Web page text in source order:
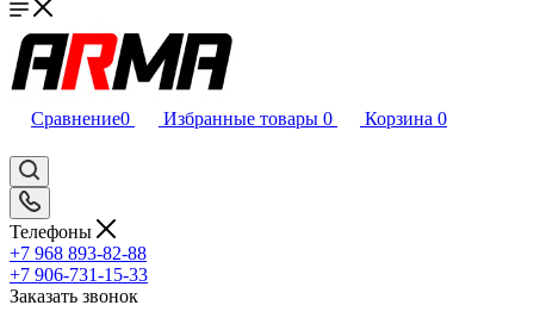
Сравнение0 Избранные товары 0 Корзина 0
Телефоны
+7 968 893-82-88
+7 906-731-15-33
Заказать звонок